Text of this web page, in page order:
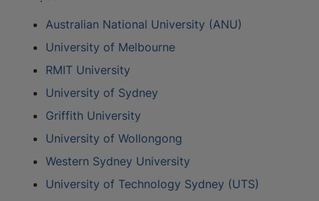
Australian National University (ANU)
University of Melbourne
RMIT University
University of Sydney
Griffith University
University of Wollongong
Western Sydney University
University of Technology Sydney (UTS)